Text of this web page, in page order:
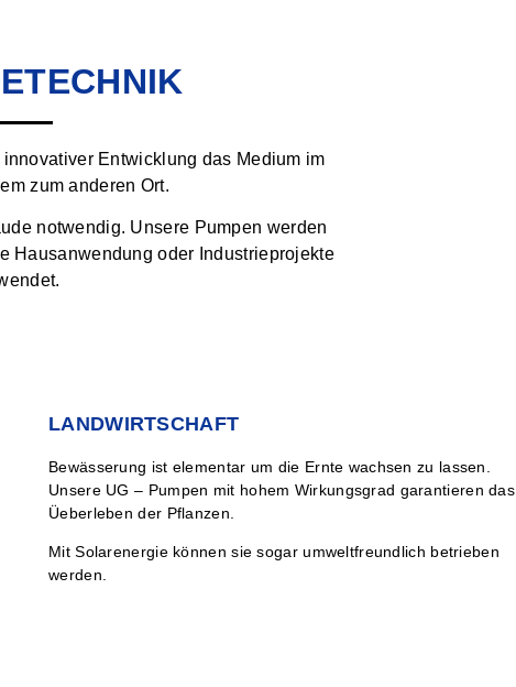
Entwicklung das Medium im
zum anderen Ort.
notwendig. Unsere Pumpen werden
Hausanwendung oder Industrieprojekte
LANDWIRTSCHAFT
Bewässerung ist elementar um die Ernte wachsen zu lassen.
Unsere UG – Pumpen mit hohem Wirkungsgrad garantieren das
Üeberleben der Pflanzen.
Mit Solarenergie können sie sogar umweltfreundlich betrieben
werden.